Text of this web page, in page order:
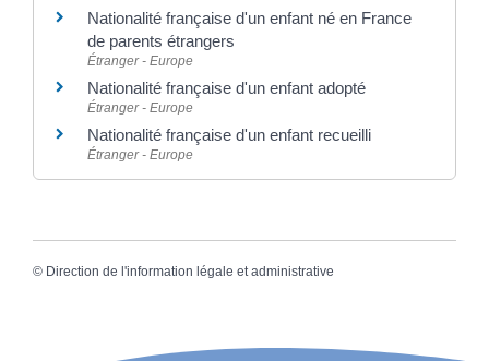
Nationalité française d'un enfant né en France
de parents étrangers
Étranger - Europe
Nationalité française d'un enfant adopté
Étranger - Europe
Nationalité française d'un enfant recueilli
Étranger - Europe
© Direction de l'information légale et administrative